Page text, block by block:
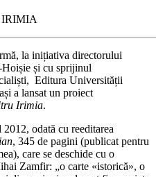
IRIMIA
la inițiativa directorului
și cu sprijinul
Editura Universității
a lansat un proiect
Irimia.
odată cu reeditarea
, 345 de pagini (publicat pentru
care se deschide cu o
Zamfir: „o carte «istorică», o